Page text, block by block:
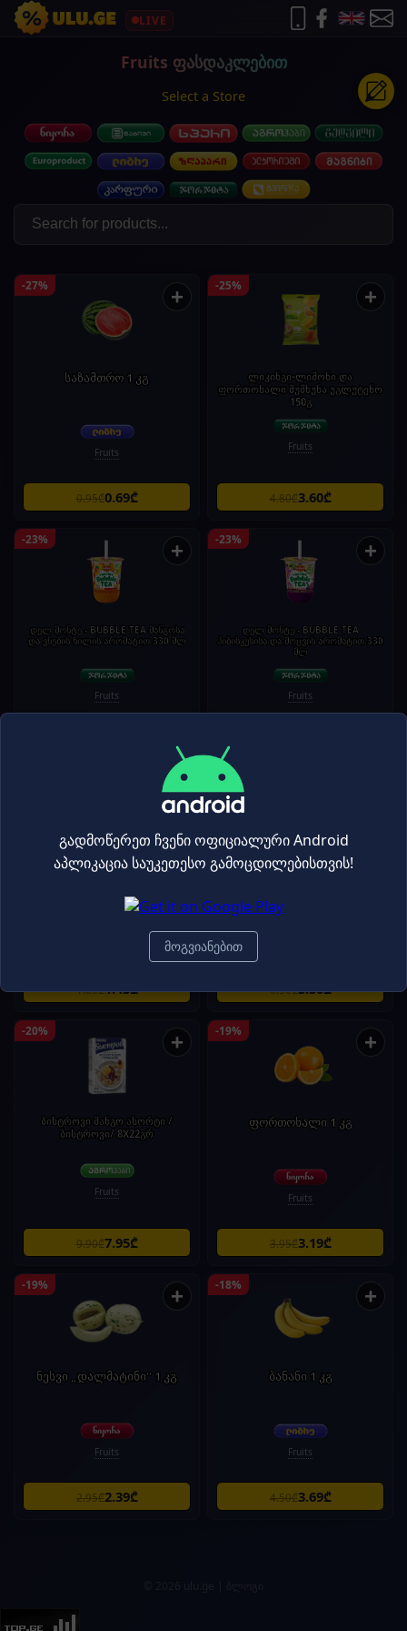
LIVE
Fruits ფასდაკლებით
Select a Store
-27% +
საზამთრო 1 კგ
Fruits
0.95₾0.69₾
-25% +
ლიკინგი-ლიმონი და
ფორთოხალი შუშხუნა უგლუტენო
150გ
Fruits
4.80₾3.60₾
-23% +
დელ მონტე - BUBBLE TEA მანგოსა
და ვნების ხილის არომატით 330 მლ
Fruits
-23% +
დელ მონტე - BUBBLE TEA
ჰიბისკუსისა და მოცვის არომატით 330
მლ
Fruits
+
Roller სორბეტი მანგო და ანანასი
1.85₾1.45₾
-20%
ჰარდ ზელცერი White Claw
6.90₾5.50₾
-20% +
ბისტროვი მანგო ასორტი /
ბისტროვი/ 8X22გრ
Fruits
9.90₾7.95₾
-19% +
ფორთოხალი 1 კგ
Fruits
3.95₾3.19₾
-19% +
ნესვი „დალმატინი“ 1 კგ
Fruits
2.95₾2.39₾
-18% +
ბანანი 1 კგ
Fruits
4.50₾3.69₾
გადმოწერეთ ჩვენი ოფიციალური Android
აპლიკაცია საუკეთესო გამოცდილებისთვის!
მოგვიანებით